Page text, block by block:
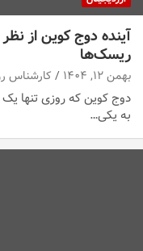
آینده دوج کوین از
ریسک‌ها
بهمن ۱۲, ۱۴۰۴ کارشناس
دوج کوین که روزی تنها یک
به یکی…